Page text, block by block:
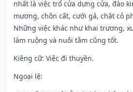
nhất là việc trổ cửa dựng cửa, đào
mương, chôn cất, cưới gả, chặt cỏ
Những việc khác như khai trương,
làm ruộng và nuôi tằm cũng tốt.
Kiêng cữ: Việc đi thuyền.
Ngoại lệ: